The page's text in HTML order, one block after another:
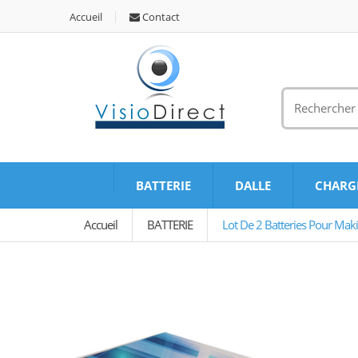
Accueil Contact
BATTERIE DALLE
Accueil BATTERIE Lot De 2 Batteries Pour